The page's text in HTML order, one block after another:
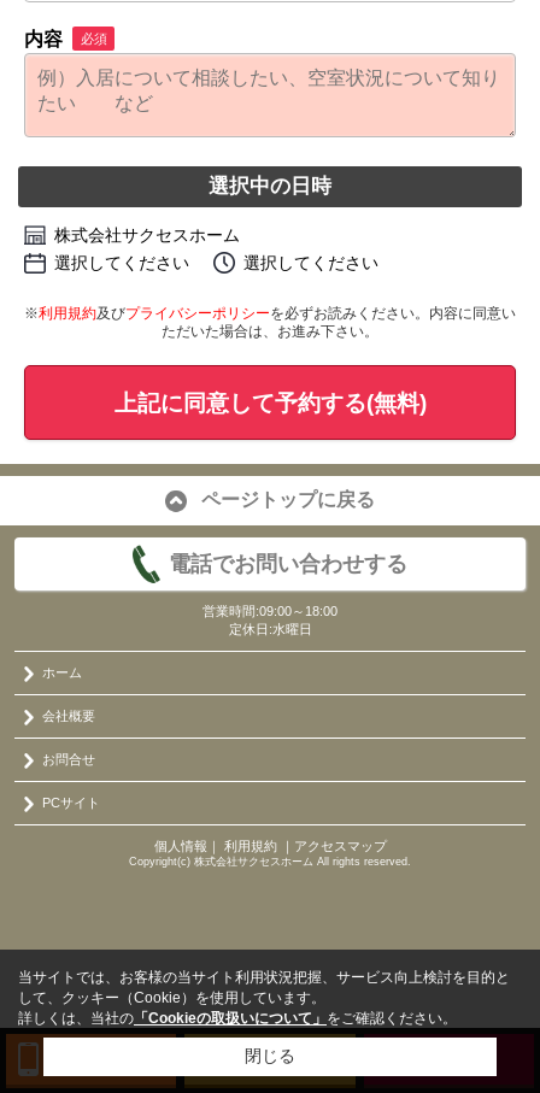
内容 必須
選択中の日時
株式会社サクセスホーム
選択してください
選択してください
※利用規約及びプライバシーポリシーを必ずお読みください。内容に同意い
ただいた場合は、お進み下さい。
上記に同意して予約する(無料)
ページトップに戻る
電話でお問い合わせする
営業時間:09:00～18:00
定休日:水曜日
ホーム
会社概要
お問合せ
PCサイト
個人情報 利用規約｜ アクセスマップ
Copyright(c) 株式会社サクセスホーム All rights reserved.
来店予約
当サイトでは、お客様の当サイト利用状況把握、サービス向上検討を目的と
して、クッキー（Cookie）を使用しています。
詳しくは、当社の 「Cookieの取扱いについて」 をご確認ください。
閉じる